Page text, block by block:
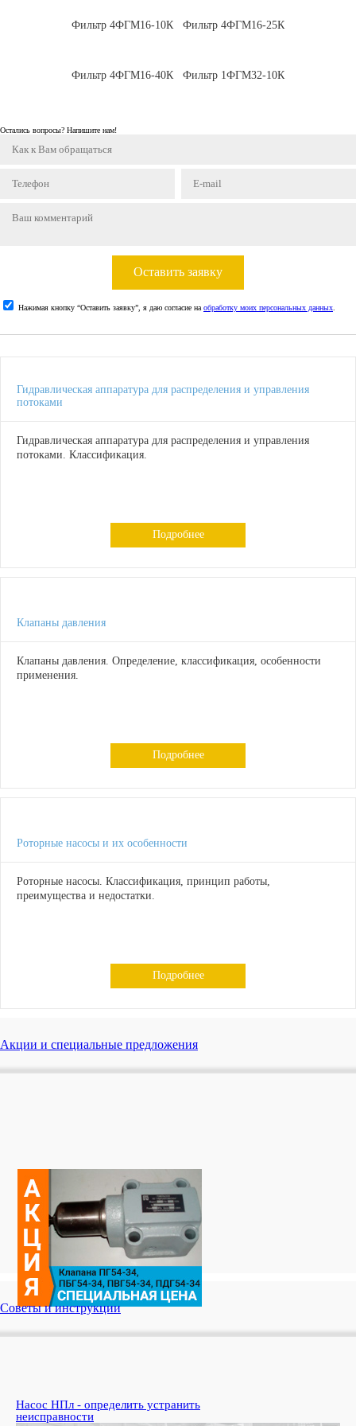
Фильтр 4ФГМ16-10К Фильтр 4ФГМ16-25К
Фильтр 4ФГМ16-40К Фильтр 1ФГМ32-10К
Остались вопросы? Напишите нам!
Оставить заявку
Нажимая кнопку “Оставить заявку”, я даю согласие на обработку моих персональных данных
Гидравлическая аппаратура для распределения и управления
потоками
Гидравлическая аппаратура для распределения и управления
потоками. Классификация.
Подробнее
Клапаны давления
Клапаны давления. Определение, классификация, особенности
применения.
Подробнее
Роторные насосы и их особенности
Роторные насосы. Классификация, принцип работы,
преимущества и недостатки.
Подробнее
Акции и специальные предложения
Советы и инструкции
Насос НПл - определить устранить
неисправности